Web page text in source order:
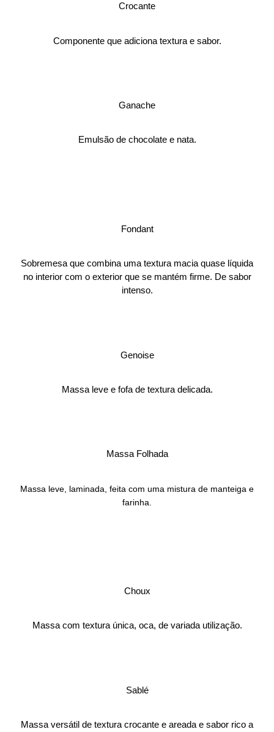
Crocante
Componente que adiciona textura e sabor.
Ganache
Emulsão de chocolate e nata.
Fondant
Sobremesa que combina uma textura macia quase líquida
no interior com o exterior que se mantém firme. De sabor
intenso.
Genoise
Massa leve e fofa de textura delicada.
Massa Folhada
Massa leve, laminada, feita com uma mistura de manteiga e
farinha.
Choux
Massa com textura única, oca, de variada utilização.
Sablé
Massa versátil de textura crocante e areada e sabor rico a